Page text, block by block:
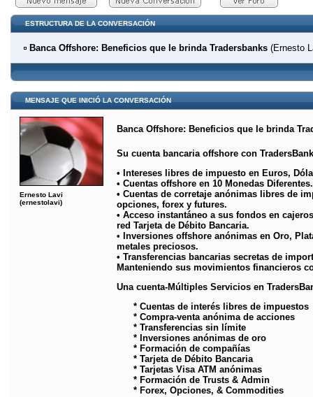
ESTRUCTURA DE LA CONVERSACIÓN
Banca Offshore: Beneficios que le brinda Tradersbanks(Ernesto
MENSAJE QUE INICIÓ LA CONVERSACIÓN
Ernesto Lavi
(ernestolavi)
Banca Offshore: Beneficios que le brinda
Su cuenta bancaria offshore con
• Intereses libres de impuesto en Euros,
• Cuentas offshore en 10 Monedas Diferentes.
• Cuentas de corretaje anónimas libres de
opciones, forex y futures.
• Acceso instantáneo a sus fondos en
red Tarjeta de Débito Bancaria.
• Inversiones offshore anónimas en Oro,
metales preciosos.
• Transferencias bancarias secretas de
Manteniendo sus movimientos financieros
Una cuenta-Múltiples Servicios en
* Cuentas de interés libres de impuestos
* Compra-venta anónima de acciones
* Transferencias sin límite
* Inversiones anónimas de oro
* Formación de compañías
* Tarjeta de Débito Bancaria
* Tarjetas Visa ATM anónimas
* Formación de Trusts & Admin
* Forex, Opciones, & Commodities